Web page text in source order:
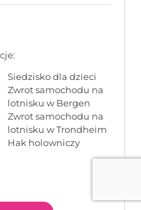
Siedzisko dla dzieci
Zwrot samochodu na
lotnisku w Bergen
Zwrot samochodu na
lotnisku w Trondheim
Hak holowniczy